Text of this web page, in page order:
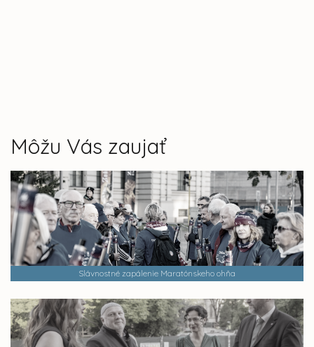
Môžu Vás zaujať
Slávnostné zapálenie Maratónskeho ohňa